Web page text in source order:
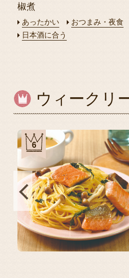
椒煮
あったかい
おつまみ・夜食
日本酒に合う
ウィークリ
6